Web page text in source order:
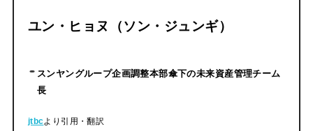
ユン・ヒョヌ（ソン・ジュンギ）
スンヤングループ企画調整本部傘下の未来資産管理チーム
長
jtbcより引用・翻訳